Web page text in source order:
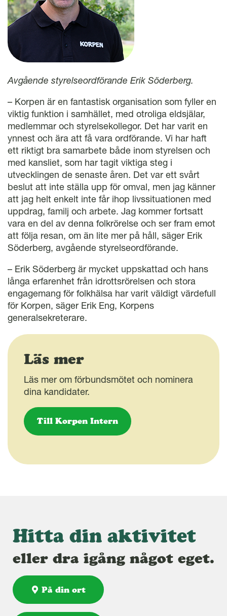
Avgående styrelseordförande Erik Söderberg.
– Korpen är en fantastisk organisation som fyller en
viktig funktion i samhället, med otroliga eldsjälar,
medlemmar och styrelsekollegor. Det har varit en
ynnest och ära att få vara ordförande. Vi har haft
ett riktigt bra samarbete både inom styrelsen och
med kansliet, som har tagit viktiga steg i
utvecklingen de senaste åren. Det var ett svårt
beslut att inte ställa upp för omval, men jag känner
att jag helt enkelt inte får ihop livssituationen med
uppdrag, familj och arbete. Jag kommer fortsatt
vara en del av denna folkrörelse och ser fram emot
att följa resan, om än lite mer på håll, säger Erik
Söderberg, avgående styrelseordförande.
– Erik Söderberg är mycket uppskattad och hans
långa erfarenhet från idrottsrörelsen och stora
engagemang för folkhälsa har varit väldigt värdefull
för Korpen, säger Erik Eng, Korpens
generalsekreterare.
Läs mer
Läs mer om förbundsmötet och nominera
dina kandidater.
Till Korpen Intern
Hitta din aktivitet
eller dra igång något eget.
På din ort